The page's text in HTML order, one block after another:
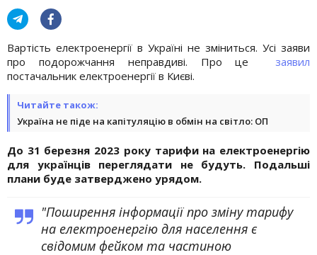
Вартість електроенергії в Україні не зміниться. Усі заяви
про подорожчання неправдиві. Про це заявил
постачальник електроенергії в Києві.
Читайте також:
Україна не піде на капітуляцію в обмін на світло: ОП
До 31 березня 2023 року тарифи на електроенергію
для українців переглядати не будуть. Подальші
плани буде затверджено урядом.
"Поширення інформації про зміну тарифу
на електроенергію для населення є
свідомим фейком та частиною